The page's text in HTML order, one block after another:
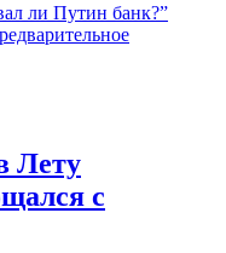
ли Путин банк?”
Лету
с